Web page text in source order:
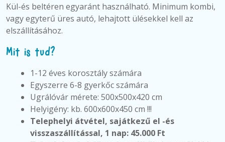
Kül-és beltéren egyaránt használható. Minimum kombi,
vagy egyterű üres autó, lehajtott ülésekkel kell az
elszállításához.
Mit is tud?
1-12 éves korosztály számára
Egyszerre 6-8 gyerkőc számára
Ugrálóvár mérete: 500x500x420 cm
Helyigény: kb. 600x600x450 cm !!!
Telephelyi átvétel, sajátkezű el -és
visszaszállítással, 1 nap: 45.000 Ft